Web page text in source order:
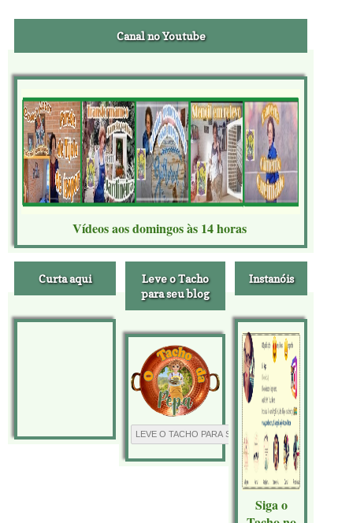
Canal no Youtube
Vídeos aos domingos às 14 horas
Curta aqui
Leve o Tacho
para seu blog
Instanóis
Siga o